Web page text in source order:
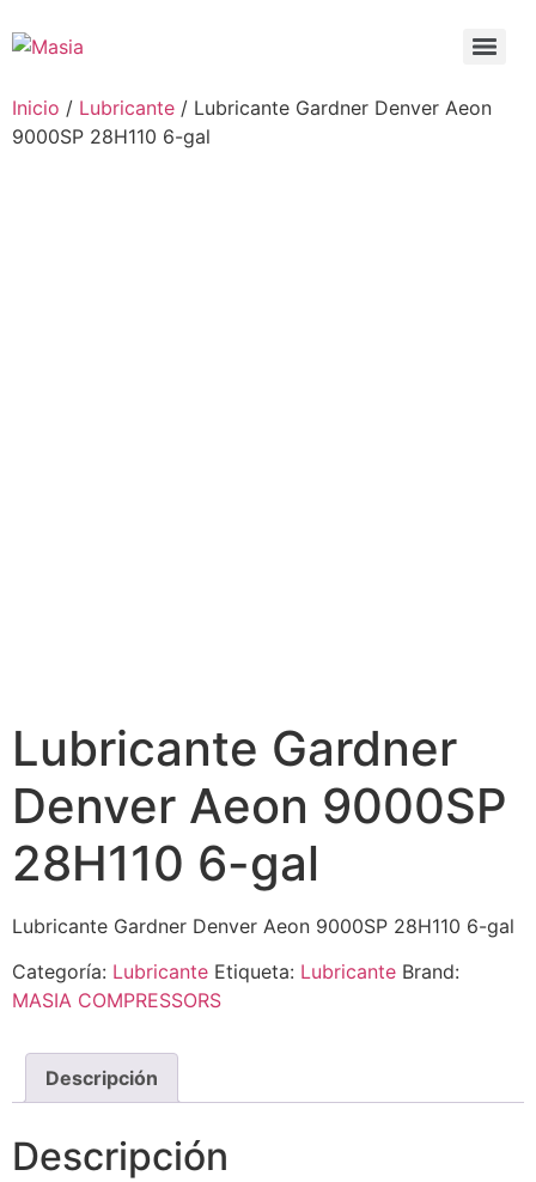
Inicio / Lubricante / Lubricante Gardner Denver Aeon
9000SP 28H110 6-gal
Lubricante Gardner
Denver Aeon 9000SP
28H110 6-gal
Lubricante Gardner Denver Aeon 9000SP 28H110 6-gal
Categoría: Lubricante Etiqueta: Lubricante Brand:
MASIA COMPRESSORS
Descripción
Descripción